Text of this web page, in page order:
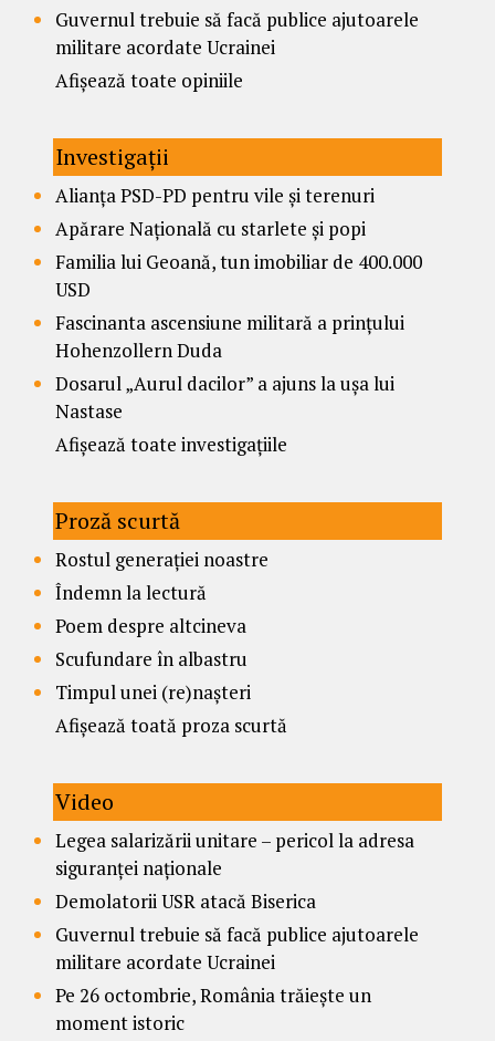
Guvernul trebuie să facă publice ajutoarele
militare acordate Ucrainei
Afișează toate opiniile
Investigații
Alianța PSD-PD pentru vile și terenuri
Apărare Națională cu starlete și popi
Familia lui Geoană, tun imobiliar de 400.000
USD
Fascinanta ascensiune militară a prințului
Hohenzollern Duda
Dosarul „Aurul dacilor” a ajuns la ușa lui
Nastase
Afișează toate investigațiile
Proză scurtă
Rostul generației noastre
Îndemn la lectură
Poem despre altcineva
Scufundare în albastru
Timpul unei (re)nașteri
Afișează toată proza scurtă
Video
Legea salarizării unitare – pericol la adresa
siguranței naționale
Demolatorii USR atacă Biserica
Guvernul trebuie să facă publice ajutoarele
militare acordate Ucrainei
Pe 26 octombrie, România trăiește un
moment istoric